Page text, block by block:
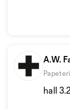
A.W.
hall